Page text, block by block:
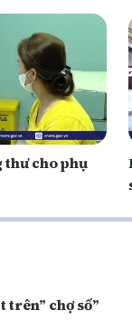
thư cho phụ
trên” chợ số”